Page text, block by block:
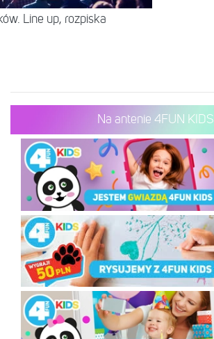
Line up, rozpiska
Na antenie 4FUN KIDS